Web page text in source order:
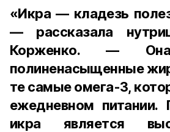
«Икра — кладезь
— рассказала
Корженко. —
полиненасыщенные
те самые омега-3,
ежедневном питании.
икра является